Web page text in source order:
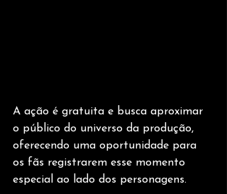
A ação é gratuita e busca aproximar
o público do universo da produção,
oferecendo uma oportunidade para
os fãs registrarem esse momento
especial ao lado dos personagens.